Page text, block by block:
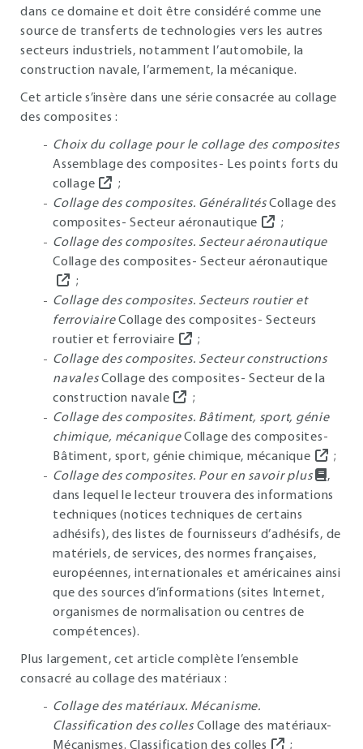
dans ce domaine et doit être considéré comme une
source de transferts de technologies vers les autres
secteurs industriels, notamment l’automobile, la
construction navale, l’armement, la mécanique.
Cet article s’insère dans une série consacrée au collage
des composites :
Choix du collage pour le collage des composites
Assemblage des composites- Les points forts du
collage
;
Collage des composites. Généralités Collage des
composites- Secteur aéronautique
;
Collage des composites. Secteur aéronautique
Collage des composites- Secteur aéronautique
;
Collage des composites. Secteurs routier et
ferroviaire Collage des composites- Secteurs
routier et ferroviaire
;
Collage des composites. Secteur constructions
navales Collage des composites- Secteur de la
construction navale
;
Collage des composites. Bâtiment, sport, génie
chimique, mécanique Collage des composites-
Bâtiment, sport, génie chimique, mécanique
;
Collage des composites. Pour en savoir plus
,
dans lequel le lecteur trouvera des informations
techniques (notices techniques de certains
adhésifs), des listes de fournisseurs d’adhésifs, de
matériels, de services, des normes françaises,
européennes, internationales et américaines ainsi
que des sources d’informations (sites Internet,
organismes de normalisation ou centres de
compétences).
Plus largement, cet article complète l’ensemble
consacré au collage des matériaux :
Collage des matériaux. Mécanisme.
Classification des colles Collage des matériaux-
Mécanismes. Classification des colles
;